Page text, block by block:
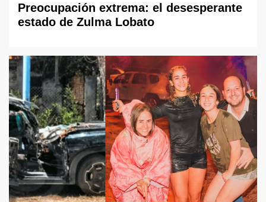
Preocupación extrema: el desesperante
estado de Zulma Lobato